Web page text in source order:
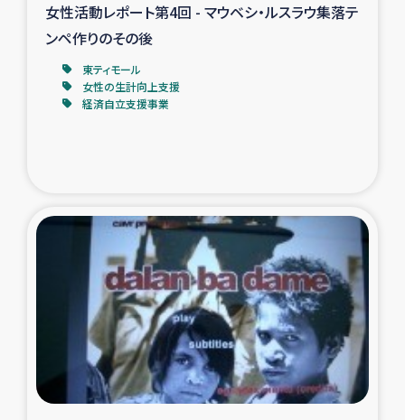
アイナロ県マウベシ郡でのコーヒー畑改善事業
ベイルート大規模爆発被災者支援
女性活動レポート第4回 - マウベシ・ルスラウ集落テ
ンペ作りのその後
東ティモール
女性の生計向上支援
経済自立支援事業